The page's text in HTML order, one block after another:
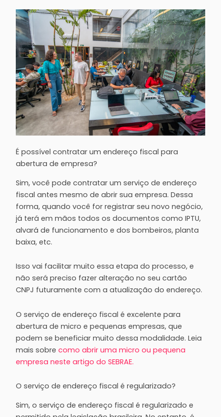
É possível contratar um endereço fiscal para
abertura de empresa?
Sim, você pode contratar um serviço de endereço
fiscal antes mesmo de abrir sua empresa. Dessa
forma, quando você for registrar seu novo negócio,
já terá em mãos todos os documentos como IPTU,
alvará de funcionamento e dos bombeiros, planta
baixa, etc.
Isso vai facilitar muito essa etapa do processo, e
não será preciso fazer alteração no seu cartão
CNPJ futuramente com a atualização do endereço.
O serviço de endereço fiscal é excelente para
abertura de micro e pequenas empresas, que
podem se beneficiar muito dessa modalidade. Leia
mais sobre como abrir uma micro ou pequena
empresa neste artigo do SEBRAE.
O serviço de endereço fiscal é regularizado?
Sim, o serviço de endereço fiscal é regularizado e